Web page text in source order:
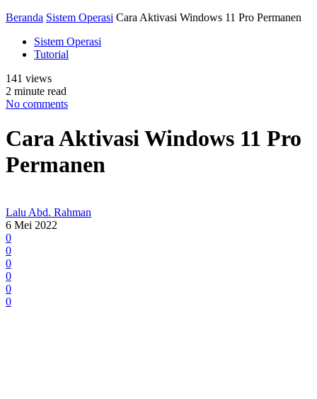
Beranda Sistem Operasi Cara Aktivasi Windows 11 Pro Permanen
Sistem Operasi
Tutorial
141 views
2 minute read
No comments
Cara Aktivasi Windows 11 Pro
Permanen
Lalu Abd. Rahman
6 Mei 2022
0
0
0
0
0
0